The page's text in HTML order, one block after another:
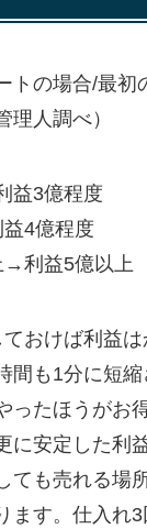
トの場合/最初
理人調べ）
益3億程度
4億程度
→利益5億以上
おけば利益
間も1分に短
ったほうがお
に安定した利
ても売れる場
ます。仕入れ